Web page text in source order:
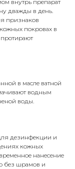
внутрь препарат
дважды в день.
признаков
покровах в
в масле ватной
водным
воды.
дезинфекции и
кожных
нанесение
без шрамов и